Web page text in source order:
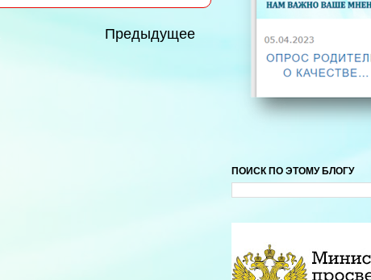
Предыдущее
ПОИСК ПО ЭТОМУ БЛОГУ